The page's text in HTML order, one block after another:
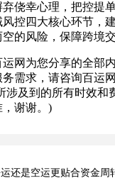
侥幸心理，把控提
控四大核心环节，
的风险，保障跨境
为您分享的全部
需求，请咨询百运
涉及到的所有时效和
谢谢。)